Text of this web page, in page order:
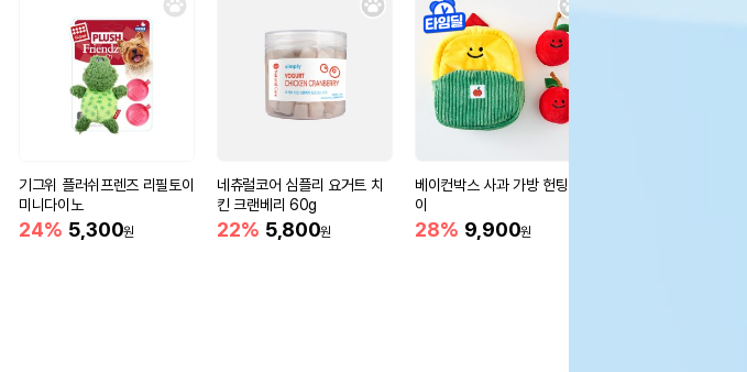
기그위 플러쉬프렌즈 리필토이
미니다이노
24% 5,300원
네츄럴코어 심플리 요거트 치
킨 크랜베리 60g
22% 5,800원
베이컨박스 사과 가방 헌팅 토
이
28% 9,900원